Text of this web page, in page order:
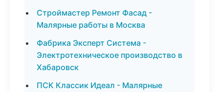
Строймастер Ремонт Фасад -
Малярные работы в Москва
Фабрика Эксперт Система -
Электротехническое производство в
Хабаровск
ПСК Классик Идеал - Малярные